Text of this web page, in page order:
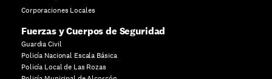
Corporaciones Locales
Fuerzas y Cuerpos de Seguridad
Guardia Civil
Policía Nacional Escala Básica
Policía Local de Las Rozas